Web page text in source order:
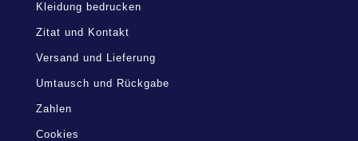
Kleidung bedrucken
Zitat und Kontakt
Versand und Lieferung
Umtausch und Rückgabe
Zahlen
Cookies